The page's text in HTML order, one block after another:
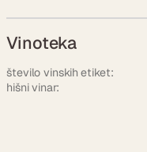
Vinoteka
število vinskih etiket:
hišni vinar: